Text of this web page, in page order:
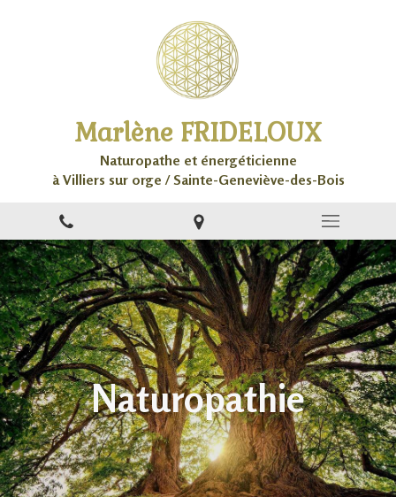
Marlène FRIDELOUX
Naturopathe et énergéticienne
à Villiers sur orge / Sainte-Geneviève-des-Bois
Naturopathie